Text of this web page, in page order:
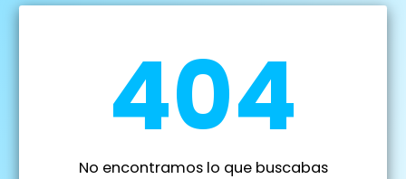
404
No encontramos lo que buscabas